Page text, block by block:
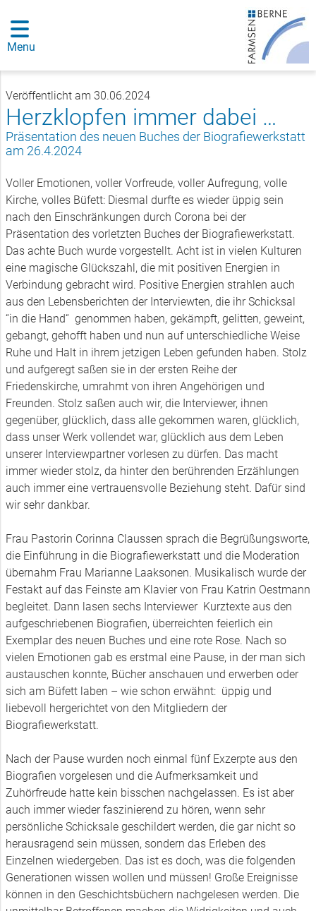
Menu
Veröffentlicht am 30.06.2024
Herzklopfen immer dabei …
Präsentation des neuen Buches der Biografiewerkstatt
am 26.4.2024
Voller Emotionen, voller Vorfreude, voller Aufregung, volle
Kirche, volles Büfett: Diesmal durfte es wieder üppig sein
nach den Einschränkungen durch Corona bei der
Präsentation des vorletzten Buches der Biografiewerkstatt.
Das achte Buch wurde vorgestellt. Acht ist in vielen Kulturen
eine magische Glückszahl, die mit positiven Energien in
Verbindung gebracht wird. Positive Energien strahlen auch
aus den Lebensberichten der Interviewten, die ihr Schicksal
“in die Hand“ genommen haben, gekämpft, gelitten, geweint,
gebangt, gehofft haben und nun auf unterschiedliche Weise
Ruhe und Halt in ihrem jetzigen Leben gefunden haben. Stolz
und aufgeregt saßen sie in der ersten Reihe der
Friedenskirche, umrahmt von ihren Angehörigen und
Freunden. Stolz saßen auch wir, die Interviewer, ihnen
gegenüber, glücklich, dass alle gekommen waren, glücklich,
dass unser Werk vollendet war, glücklich aus dem Leben
unserer Interviewpartner vorlesen zu dürfen. Das macht
immer wieder stolz, da hinter den berührenden Erzählungen
auch immer eine vertrauensvolle Beziehung steht. Dafür sind
wir sehr dankbar.
Frau Pastorin Corinna Claussen sprach die Begrüßungsworte,
die Einführung in die Biografiewerkstatt und die Moderation
übernahm Frau Marianne Laaksonen. Musikalisch wurde der
Festakt auf das Feinste am Klavier von Frau Katrin Oestmann
begleitet. Dann lasen sechs Interviewer Kurztexte aus den
aufgeschriebenen Biografien, überreichten feierlich ein
Exemplar des neuen Buches und eine rote Rose. Nach so
vielen Emotionen gab es erstmal eine Pause, in der man sich
austauschen konnte, Bücher anschauen und erwerben oder
sich am Büfett laben – wie schon erwähnt: üppig und
liebevoll hergerichtet von den Mitgliedern der
Biografiewerkstatt.
Nach der Pause wurden noch einmal fünf Exzerpte aus den
Biografien vorgelesen und die Aufmerksamkeit und
Zuhörfreude hatte kein bisschen nachgelassen. Es ist aber
auch immer wieder faszinierend zu hören, wenn sehr
persönliche Schicksale geschildert werden, die gar nicht so
herausragend sein müssen, sondern das Erleben des
Einzelnen wiedergeben. Das ist es doch, was die folgenden
Generationen wissen wollen und müssen! Große Ereignisse
können in den Geschichtsbüchern nachgelesen werden. Die